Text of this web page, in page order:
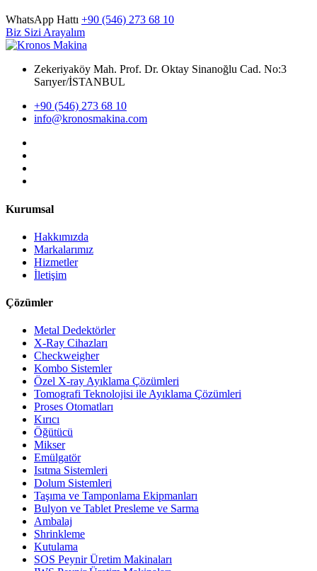
WhatsApp Hattı +90 (546) 273 68 10
Biz Sizi Arayalım
Zekeriyaköy Mah. Prof. Dr. Oktay Sinanoğlu Cad. No:3
Sarıyer/İSTANBUL
+90 (546) 273 68 10
info@kronosmakina.com
Kurumsal
Hakkımızda
Markalarımız
Hizmetler
İletişim
Çözümler
Metal Dedektörler
X-Ray Cihazları
Checkweigher
Kombo Sistemler
Özel X-ray Ayıklama Çözümleri
Tomografi Teknolojisi ile Ayıklama Çözümleri
Proses Otomatları
Kırıcı
Öğütücü
Mikser
Emülgatör
Isıtma Sistemleri
Dolum Sistemleri
Taşıma ve Tamponlama Ekipmanları
Bulyon ve Tablet Presleme ve Sarma
Ambalaj
Shrinkleme
Kutulama
SOS Peynir Üretim Makinaları